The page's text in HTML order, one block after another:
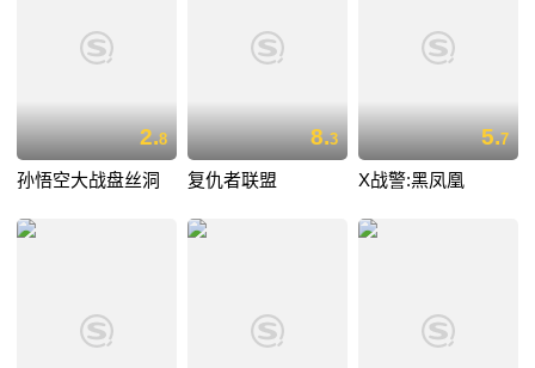
2.8
孙悟空大战盘丝洞
8.3
复仇者联盟
5.7
X战警:黑凤凰